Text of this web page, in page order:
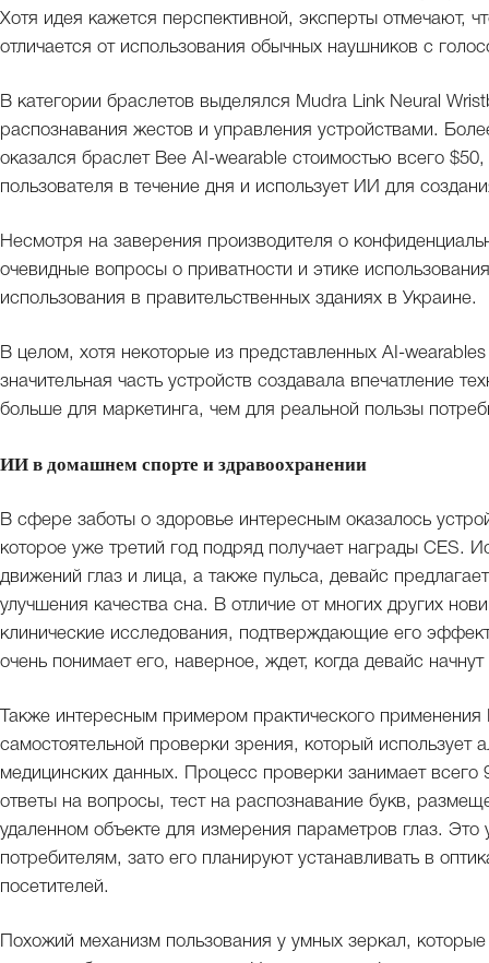
Хотя идея кажется перспективной, эксперты отмечают,
отличается от использования обычных наушников с
В категории браслетов выделялся Mudra Link Neural
распознавания жестов и управления устройствами.
оказался браслет Bee AI-wearable стоимостью всего
пользователя в течение дня и использует ИИ для
Несмотря на заверения производителя о
очевидные вопросы о приватности и этике
использования в правительственных зданиях в Украине.
В целом, хотя некоторые из представленных AI-
значительная часть устройств создавала впечатление
больше для маркетинга, чем для реальной пользы
ИИ в домашнем спорте и здравоохранении
В сфере заботы о здоровье интересным оказалось
которое уже третий год подряд получает награды CES.
движений глаз и лица, а также пульса, девайс
улучшения качества сна. В отличие от многих других
клинические исследования, подтверждающие его
очень понимает его, наверное, ждет, когда девайс
Также интересным примером практического
самостоятельной проверки зрения, который
медицинских данных. Процесс проверки занимает всего
ответы на вопросы, тест на распознавание букв,
удаленном объекте для измерения параметров глаз.
потребителям, зато его планируют устанавливать в
посетителей.
Похожий механизм пользования у умных зеркал,